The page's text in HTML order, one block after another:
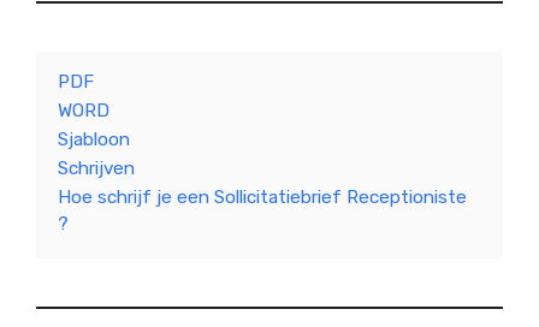
PDF
WORD
Sjabloon
Schrijven
Hoe schrijf je een Sollicitatiebrief Receptioniste
?